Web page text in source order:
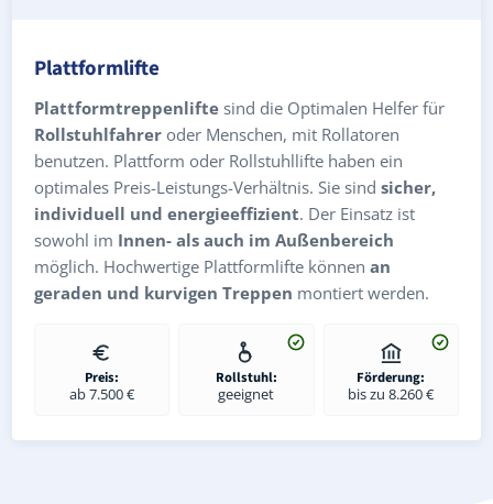
Plattformlifte
Plattformtreppenlifte sind die Optimalen Helfer für
Rollstuhlfahrer oder Menschen, mit Rollatoren
benutzen. Plattform oder Rollstuhllifte haben ein
optimales Preis-Leistungs-Verhältnis. Sie sind sicher,
individuell und energieeffizient. Der Einsatz ist
sowohl im Innen- als auch im Außenbereich
möglich. Hochwertige Plattformlifte können an
geraden und kurvigen Treppen montiert werden.
Preis:
ab 7.500 €
Rollstuhl:
geeignet
Förderung:
bis zu 8.260 €